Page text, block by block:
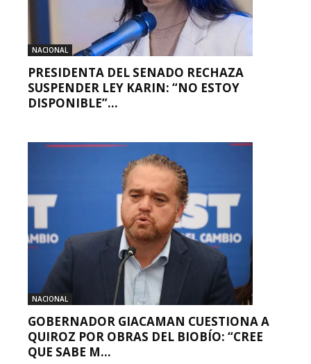
NACIONAL
PRESIDENTA DEL SENADO RECHAZA
SUSPENDER LEY KARIN: “NO ESTOY
DISPONIBLE”...
NACIONAL
GOBERNADOR GIACAMAN CUESTIONA A
QUIROZ POR OBRAS DEL BIOBÍO: “CREE
QUE SABE M...